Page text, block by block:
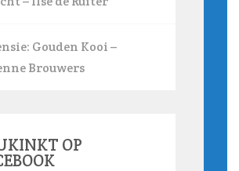
Gouden Kooi –
Brouwers
OP